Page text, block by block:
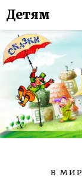
Детям
В